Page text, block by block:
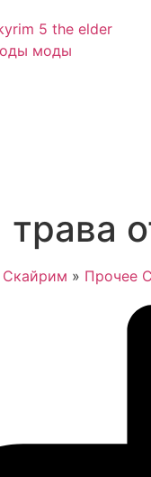
трава
» Прочее